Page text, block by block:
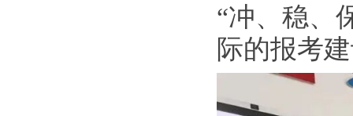
“冲、稳、
际的报考